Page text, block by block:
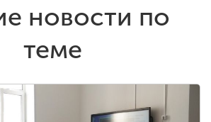
новости по
теме